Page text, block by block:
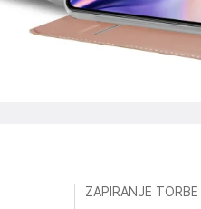
ZAPIRANJE TORBE